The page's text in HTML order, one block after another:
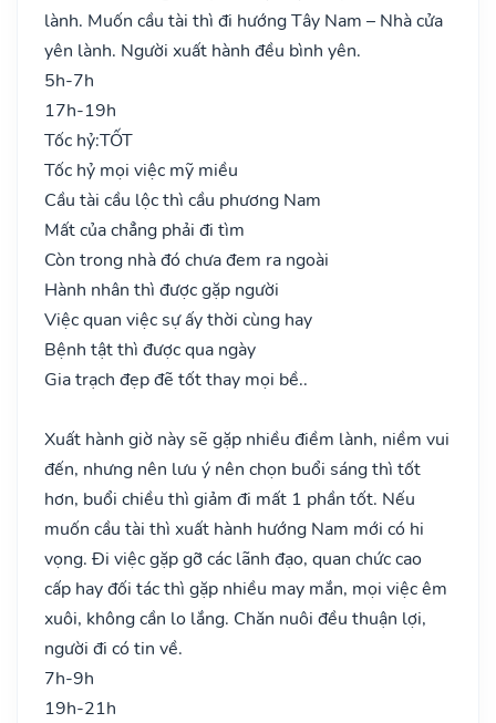
lành. Muốn cầu tài thì đi hướng Tây Nam – Nhà cửa
yên lành. Người xuất hành đều bình yên.
5h-7h
17h-19h
Tốc hỷ:TỐT
Tốc hỷ mọi việc mỹ miều
Cầu tài cầu lộc thì cầu phương Nam
Mất của chẳng phải đi tìm
Còn trong nhà đó chưa đem ra ngoài
Hành nhân thì được gặp người
Việc quan việc sự ấy thời cùng hay
Bệnh tật thì được qua ngày
Gia trạch đẹp đẽ tốt thay mọi bề..
Xuất hành giờ này sẽ gặp nhiều điềm lành, niềm vui
đến, nhưng nên lưu ý nên chọn buổi sáng thì tốt
hơn, buổi chiều thì giảm đi mất 1 phần tốt. Nếu
muốn cầu tài thì xuất hành hướng Nam mới có hi
vọng. Đi việc gặp gỡ các lãnh đạo, quan chức cao
cấp hay đối tác thì gặp nhiều may mắn, mọi việc êm
xuôi, không cần lo lắng. Chăn nuôi đều thuận lợi,
người đi có tin về.
7h-9h
19h-21h